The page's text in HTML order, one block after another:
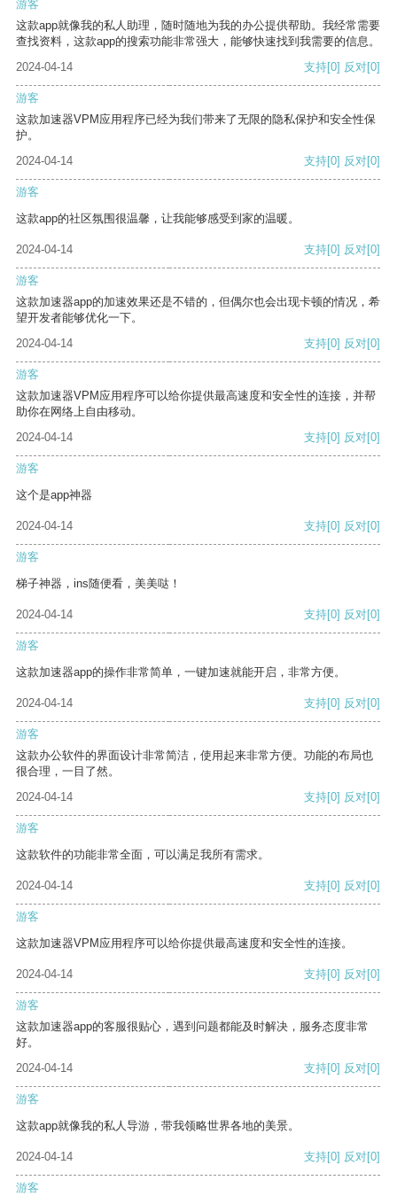
游客
这款app就像我的私人助理，随时随地为我的办公提供帮助。我经常需要
查找资料，这款app的搜索功能非常强大，能够快速找到我需要的信息。
2024-04-14
支持[0] 反对[0]
游客
这款加速器VPM应用程序已经为我们带来了无限的隐私保护和安全性保
护。
2024-04-14
支持[0] 反对[0]
游客
这款app的社区氛围很温馨，让我能够感受到家的温暖。
2024-04-14 支持[0] 反对[0]
游客
这款加速器app的加速效果还是不错的，但偶尔也会出现卡顿的情况，希
望开发者能够优化一下。
2024-04-14
支持[0] 反对[0]
游客
这款加速器VPM应用程序可以给你提供最高速度和安全性的连接，并帮
助你在网络上自由移动。
2024-04-14
支持[0] 反对[0]
游客
这个是app神器
2024-04-14 支持[0] 反对[0]
游客
梯子神器，ins随便看，美美哒！
2024-04-14 支持[0] 反对[0]
游客
这款加速器app的操作非常简单，一键加速就能开启，非常方便。
2024-04-14 支持[0] 反对[0]
游客
这款办公软件的界面设计非常简洁，使用起来非常方便。功能的布局也
很合理，一目了然。
2024-04-14
支持[0] 反对[0]
游客
这款软件的功能非常全面，可以满足我所有需求。
2024-04-14 支持[0] 反对[0]
游客
这款加速器VPM应用程序可以给你提供最高速度和安全性的连接。
2024-04-14 支持[0] 反对[0]
游客
这款加速器app的客服很贴心，遇到问题都能及时解决，服务态度非常
好。
2024-04-14
支持[0] 反对[0]
游客
这款app就像我的私人导游，带我领略世界各地的美景。
2024-04-14 支持[0] 反对[0]
游客